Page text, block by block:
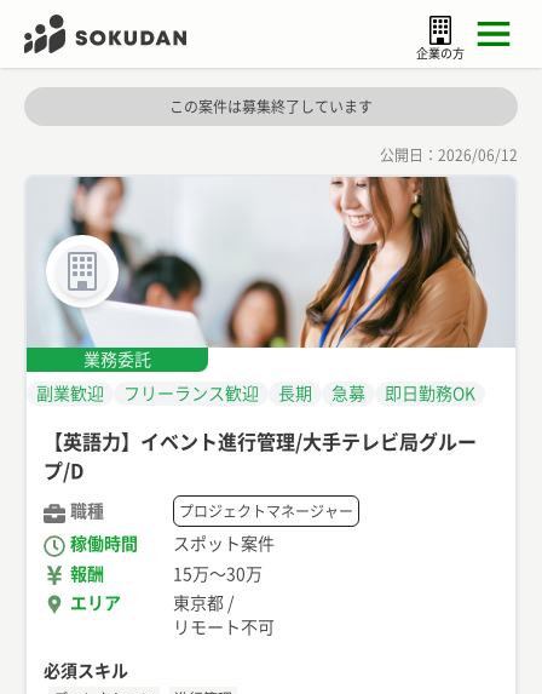
企業の方
この案件は募集終了しています
公開日： 2026/06/12
業務委託
副業歓迎
フリーランス歓迎 長期 急募 即日勤務OK
【英語力】イベント進行管理/大手テレビ局グルー
プ/D
職種 プロジェクトマネージャー
稼働時間
スポット案件
報酬
15万〜30万
エリア
東京都 /
リモート不可
必須スキル